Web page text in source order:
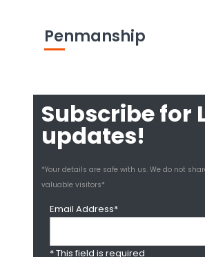
Penmanship
Subscribe for
updates!
*Your details are safe with us. We do not
valuable visitors*
Email Address*
* This field is required